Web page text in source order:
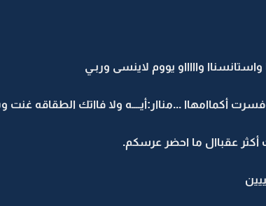
واااااو يووم لاينسى وربـي
أكماامهاا ...مناار:أيــــه ولا فااتك الطقاقه غنت
أكثر عقباال ما احضر عرسكم.